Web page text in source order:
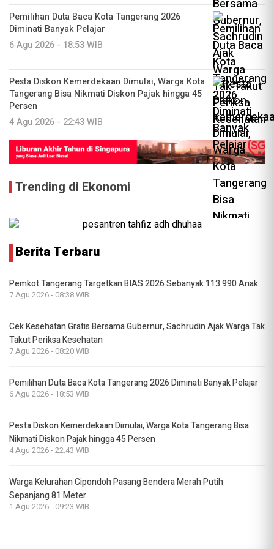
Pemilihan Duta Baca Kota Tangerang 2026
Diminati Banyak Pelajar
6 Agu 2026 - 18:53 WIB
Pesta Diskon Kemerdekaan Dimulai, Warga Kota
Tangerang Bisa Nikmati Diskon Pajak hingga 45
Persen
4 Agu 2026 - 22:43 WIB
Trending di Ekonomi
Berita Terbaru
Pemkot Tangerang Targetkan BIAS 2026 Sebanyak 113.990 Anak
7 Agu 2026 - 08:38 WIB
Cek Kesehatan Gratis Bersama Gubernur, Sachrudin Ajak Warga Tak
Takut Periksa Kesehatan
7 Agu 2026 - 08:20 WIB
Pemilihan Duta Baca Kota Tangerang 2026 Diminati Banyak Pelajar
6 Agu 2026 - 18:53 WIB
Pesta Diskon Kemerdekaan Dimulai, Warga Kota Tangerang Bisa
Nikmati Diskon Pajak hingga 45 Persen
4 Agu 2026 - 22:43 WIB
Warga Kelurahan Cipondoh Pasang Bendera Merah Putih
Sepanjang 81 Meter
1 Agu 2026 - 09:23 WIB